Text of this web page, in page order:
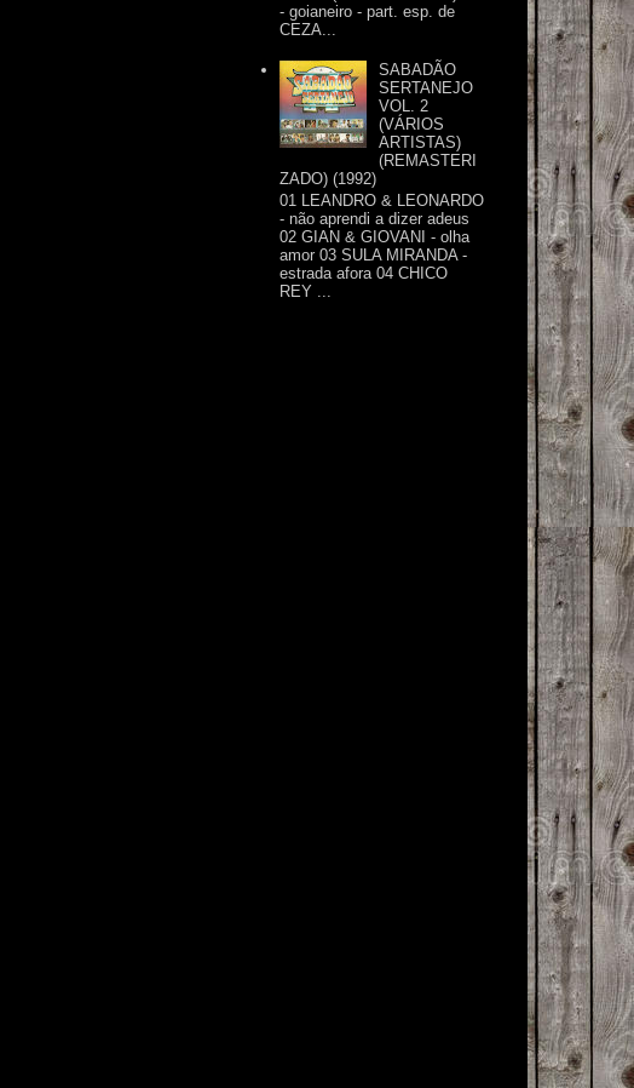
- goianeiro - part. esp. de
CEZA...
SABADÃO
SERTANEJO
VOL. 2
(VÁRIOS
ARTISTAS)
(REMASTERI
ZADO) (1992)
01 LEANDRO & LEONARDO
- não aprendi a dizer adeus
02 GIAN & GIOVANI - olha
amor 03 SULA MIRANDA -
estrada afora 04 CHICO
REY ...